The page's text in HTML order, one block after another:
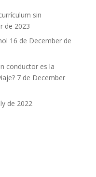
sin
de 2023
16 de December de
conductor es la
7 de December
de 2022